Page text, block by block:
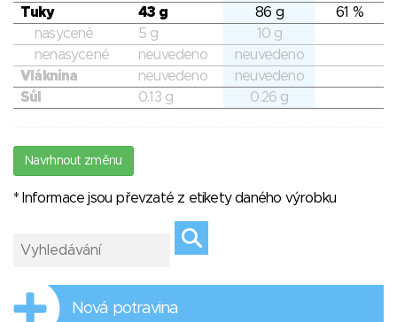
Tuky
43 g 86 g
61 %
nasycené
5 g
10 g
nenasycené
neuvedeno
neuvedeno
Vláknina
neuvedeno
neuvedeno
Sůl
0.13 g 0.26 g
Navrhnout změnu
* Informace jsou převzaté z etikety daného výrobku
Nová potravina